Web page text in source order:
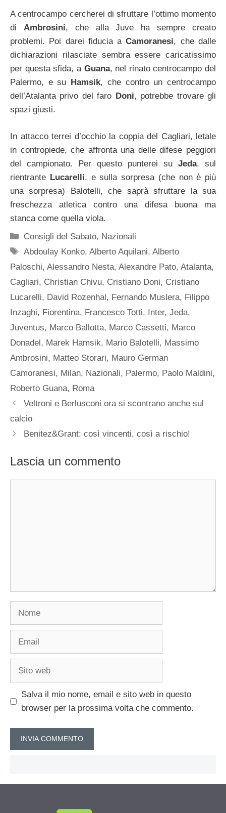
A centrocampo cercherei di sfruttare l’ottimo momento
di Ambrosini, che alla Juve ha sempre creato
problemi. Poi darei fiducia aCamoranesi, che dalle
dichiarazioni rilasciate sembra essere caricatissimo
per questa sfida, a Guana, nel rinato centrocampo del
Palermo, e su
Hamsik, che contro un centrocampo
dell’Atalanta privo del faro Doni, potrebbe trovare gli
spazi giusti.
In attacco terrei d’occhio la coppia del Cagliari, letale
in contropiede, che affronta una delle difese peggiori
del campionato. Per questo punterei su Jeda, sul
rientrante Lucarelli, e sulla sorpresa (che non è più
una sorpresa) Balotelli, che saprà sfruttare la sua
freschezza atletica contro una difesa buona ma
stanca come quella viola.
Categorie
Consigli del Sabato, Nazionali
Tag
Abdoulay Konko,Alberto Aquilani,Alberto
Paloschi, Alessandro Nesta, Alexandre Pato, Atalanta,
Cagliari, Christian Chivu, Cristiano Doni, Cristiano
Lucarelli, David Rozenhal, Fernando Muslera, Filippo
Inzaghi, Fiorentina, Francesco Totti, Inter, Jeda,
Juventus, Marco Ballotta, Marco Cassetti, Marco
Donadel, Marek Hamsik, Mario Balotelli, Massimo
Ambrosini, Matteo Storari, Mauro German
Camoranesi, Milan, Nazionali, Palermo, Paolo Maldini,
Roberto Guana, Roma
Veltroni e Berlusconi ora si scontrano anche sul
calcio
Benitez&Grant: così vincenti, così a rischio!
Lascia un commento
Nome
Email
Sito
Salva il mio nome, email e sito web in questo
browser per la prossima volta che commento.